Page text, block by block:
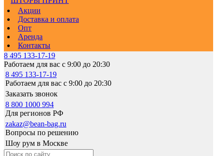
Акции
Доставка и оплата
Опт
Аренда
Контакты
8 495 133-17-19
Работаем для вас с 9:00 до 20:30
8 495 133-17-19
Работаем для вас с 9:00 до 20:30
Заказать звонок
8 800 1000 994
Для регионов РФ
zakaz@bean-bag.ru
Вопросы по решению
Шоу рум в Москве